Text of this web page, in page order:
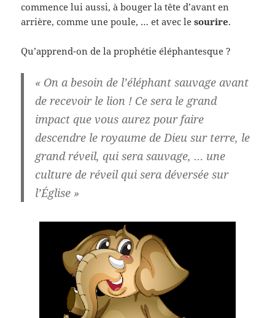
commence lui aussi, à bouger la tête d’avant en
arrière, comme une poule, … et avec lesourire.
Qu’apprend-on de la prophétie éléphantesque ?
« On a besoin de l’éléphant sauvage avant
de recevoir le lion ! Ce sera le grand
impact que vous aurez pour faire
descendre le royaume de Dieu sur terre, le
grand réveil, qui sera sauvage, … une
culture de réveil qui sera déversée sur
l’Église »